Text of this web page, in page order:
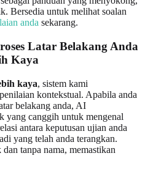
Bersedia untuk melihat soalan
anda sekarang.
Latar Belakang Anda
Kaya
kaya, sistem kami
kontekstual. Apabila anda
belakang anda, AI
yang canggih untuk mengenal
antara keputusan ujian anda
yang telah anda terangkan.
tanpa nama, memastikan